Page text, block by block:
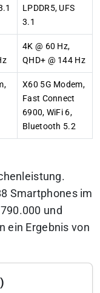
LPDDR5, UFS
3.1
4K @ 60 Hz,
QHD+ @ 144 Hz
X60 5G Modem,
Fast Connect
6900, WiFi 6,
Bluetooth 5.2
Smartphones im
und
ein Ergebnis von